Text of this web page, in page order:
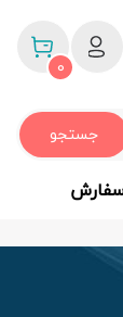
جستجو
0